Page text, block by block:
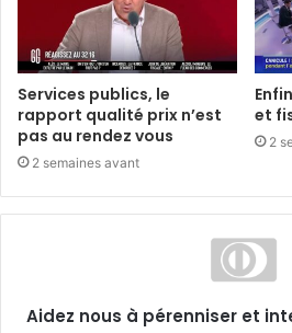
Services publics, le
rapport qualité prix n’est
pas au rendez vous
2 semaines avant
et
2
Aidez nous à pérenniser et